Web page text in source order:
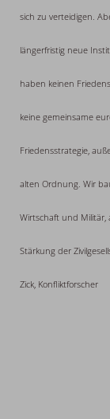
sich zu verteidigen.
längerfristig neue
haben keinen
keine gemeinsame
Friedensstrategie,
alten Ordnung. Wir
Wirtschaft und Militär,
Stärkung der
Zick, Konfliktforscher